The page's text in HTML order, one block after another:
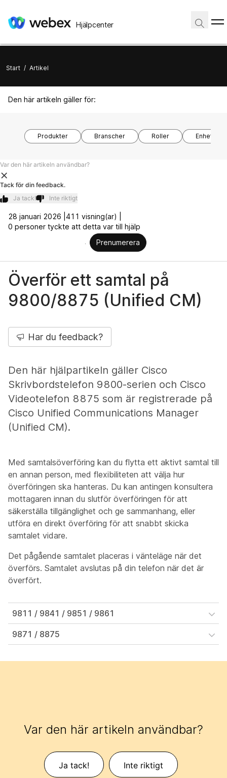
Hjälpcenter
Start / Artikel
Den här artikeln gäller för:
Produkter Branscher Roller
Var den här artikeln användbar?
Tack för din feedback.
Ja tack!
Inte riktigt
28 januari 2026 | 411 visning(ar) |
0 personer tyckte att detta var till hjälp
Prenumerera
Överför ett samtal på
9800/8875 (Unified CM)
Har du feedback?
Den här hjälpartikeln gäller Cisco
Skrivbordstelefon 9800-serien och Cisco
Videotelefon 8875 som är registrerade på
Cisco Unified Communications Manager
(Unified CM).
Med samtalsöverföring kan du flytta ett aktivt samtal till
en annan person, med flexibiliteten att välja hur
överföringen ska hanteras. Du kan antingen konsultera
mottagaren innan du slutför överföringen för att
säkerställa tillgänglighet och ge sammanhang, eller
utföra en direkt överföring för att snabbt skicka
samtalet vidare.
Det pågående samtalet placeras i vänteläge när det
överförs. Samtalet avslutas på din telefon när det är
överfört.
9811 / 9841 / 9851 / 9861
9871 / 8875
Var den här artikeln användbar?
Ja tack! Inte riktigt